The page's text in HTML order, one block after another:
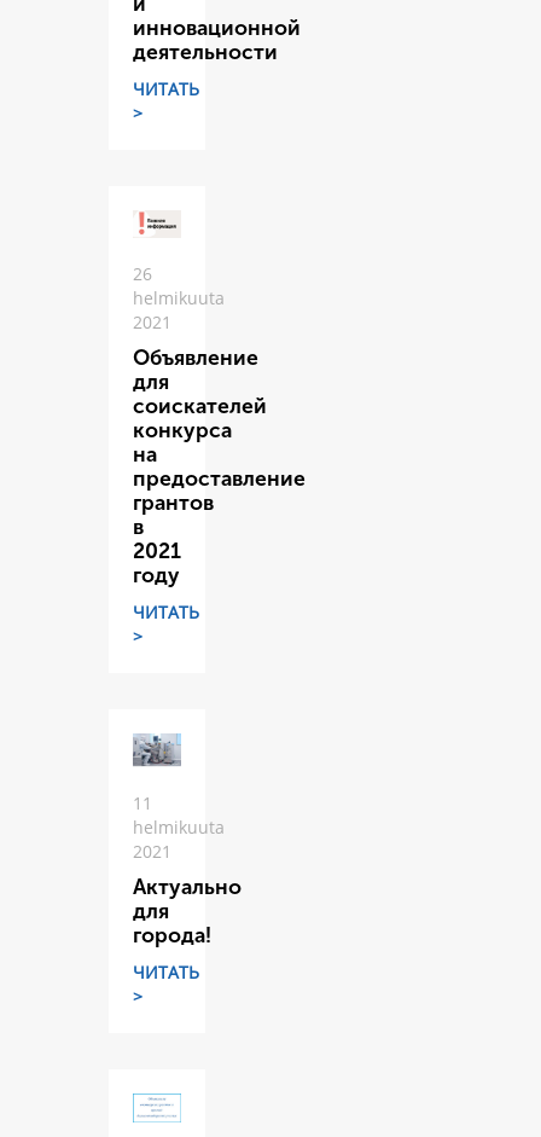
инновационной
деятельности
ЧИТАТЬ
>
26
helmikuuta
2021
Объявление
для
соискателей
конкурса
на
предоставление
грантов
в
2021
году
ЧИТАТЬ
>
11
helmikuuta
2021
Актуально
для
города!
ЧИТАТЬ
>